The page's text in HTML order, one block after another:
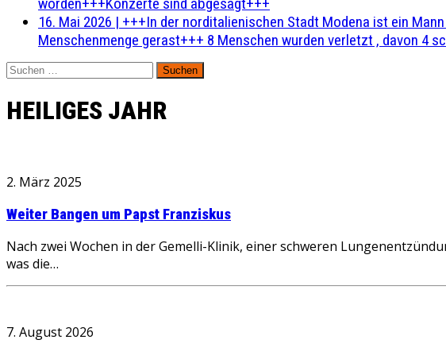
16. Mai 2026 | +++In der norditalienischen Stadt Modena ist ein
Menschenmenge gerast+++ 8 Menschen wurden verletzt , davon 4
Suchen
nach:
HEILIGES JAHR
2. März 2025
Weiter Bangen um Papst Franziskus
Nach zwei Wochen in der Gemelli-Klinik, einer schweren
was die…
7. August 2026